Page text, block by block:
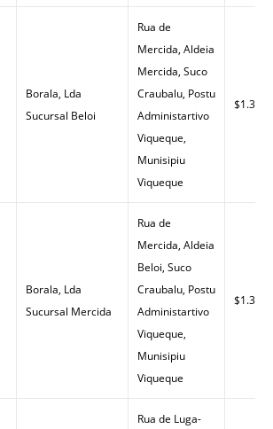
Borala, Lda
Sucursal Beloi
Rua de
Mercida, Aldeia
Mercida, Suco
Craubalu, Postu
Administartivo
Viqueque,
Munisipiu
Viqueque
$1.32
Borala, Lda
Sucursal Mercida
Rua de
Mercida, Aldeia
Beloi, Suco
Craubalu, Postu
Administartivo
Viqueque,
Munisipiu
Viqueque
$1.32
Rua de Luga-